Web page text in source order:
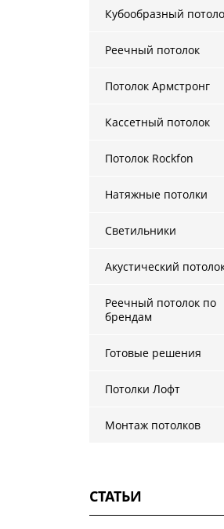
Кубообразный
Реечный потолок
Потолок Армстронг
Кассетный потолок
Потолок Rockfon
Натяжные потолки
Светильники
Акустический
Реечный потолок по
брендам
Готовые решения
Потолки Лофт
Монтаж потолков
СТАТЬИ